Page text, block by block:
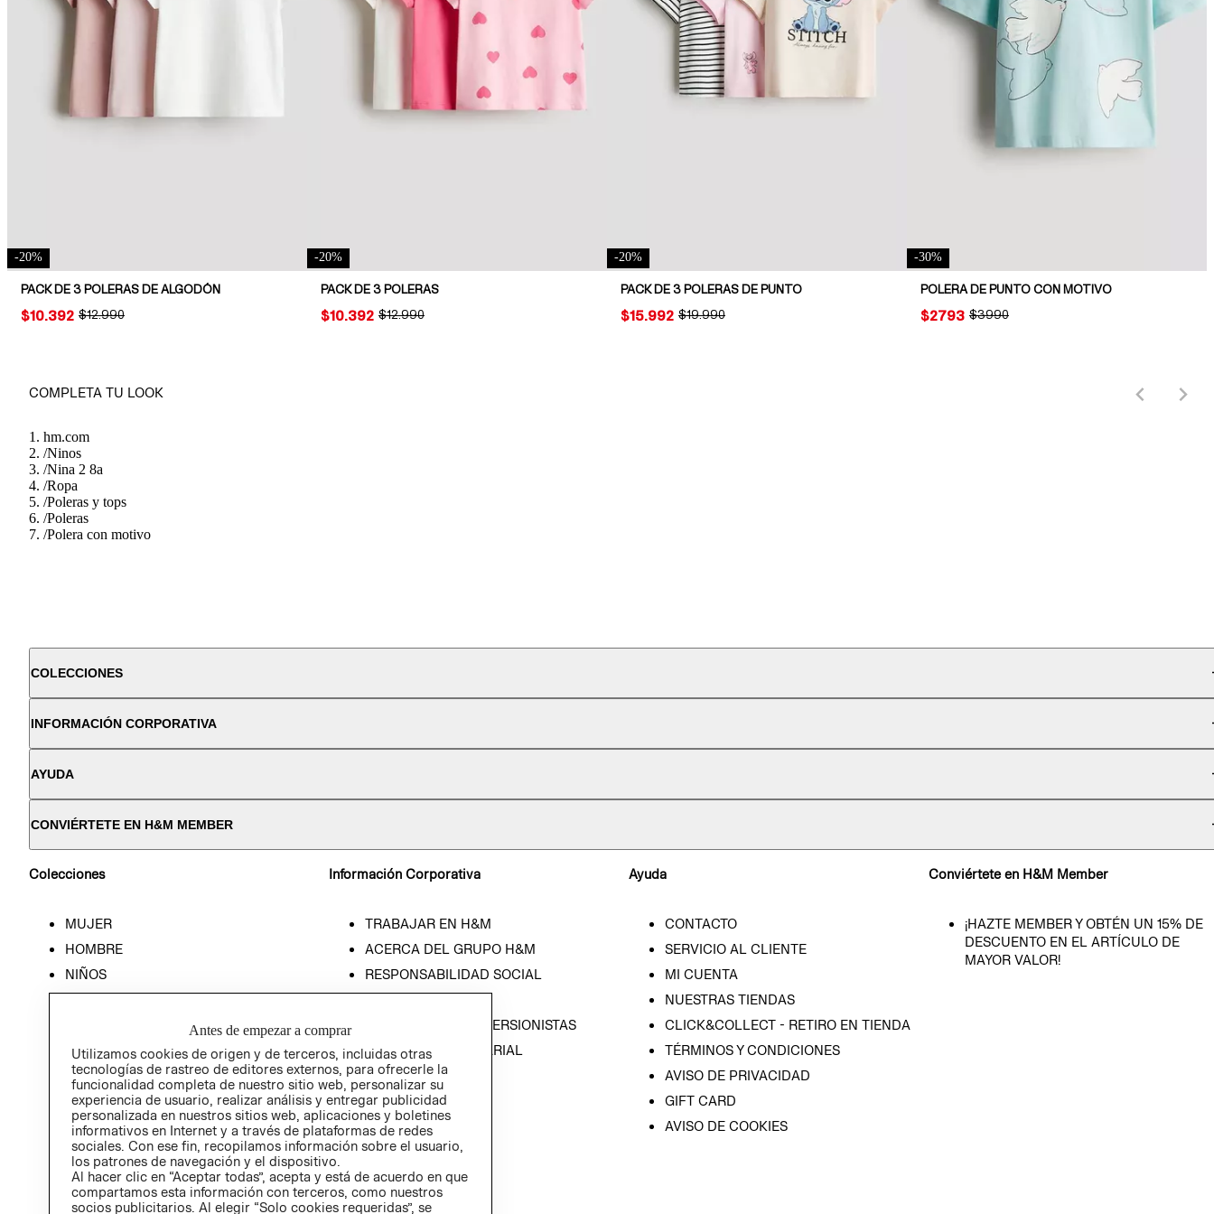
-20%
PACK DE 3 POLERAS DE ALGODÓN
ORIGINAL PRICE:
$12.990
PRICE:
$10.392
-20%
PACK DE 3 POLERAS
ORIGINAL PRICE:
$12.990
PRICE:
$10.392
-20%
PACK DE 3 POLERAS DE PUNTO
ORIGINAL PRICE:
$19.990
PRICE:
$15.992
-30%
POLERA DE PUNTO CON MOTIVO
ORIGINAL PRICE:
$3990
PRICE:
$2793
COMPLETA TU LOOK
hm.com
/Ninos
/Nina 2 8a
/Ropa
/Poleras y tops
/Poleras
/Polera con motivo
COLECCIONES
INFORMACIÓN CORPORATIVA
AYUDA
CONVIÉRTETE EN H&M MEMBER
Colecciones
MUJER
HOMBRE
NIÑOS
Información Corporativa
TRABAJAR EN H&M
ACERCA DEL GRUPO H&M
RESPONSABILIDAD SOCIAL
RELACIÓN CON INVERSIONISTAS
POLÍTICA EMPRESARIAL
Ayuda
CONTACTO
SERVICIO AL CLIENTE
MI CUENTA
NUESTRAS TIENDAS
CLICK&COLLECT - RETIRO EN TIENDA
TÉRMINOS Y CONDICIONES
AVISO DE PRIVACIDAD
GIFT CARD
AVISO DE COOKIES
Conviértete en H&M Member
¡HAZTE MEMBER Y OBTÉN UN 15% DE
DESCUENTO EN EL ARTÍCULO DE
MAYOR VALOR!
Antes de empezar a comprar
Utilizamos cookies de origen y de terceros, incluidas otras
tecnologías de rastreo de editores externos, para ofrecerle la
funcionalidad completa de nuestro sitio web, personalizar su
experiencia de usuario, realizar análisis y entregar publicidad
personalizada en nuestros sitios web, aplicaciones y boletines
informativos en Internet y a través de plataformas de redes
sociales. Con ese fin, recopilamos información sobre el usuario,
los patrones de navegación y el dispositivo.
Al hacer clic en “Aceptar todas”, acepta y está de acuerdo en que
compartamos esta información con terceros, como nuestros
socios publicitarios. Al elegir “Solo cookies requeridas”, se